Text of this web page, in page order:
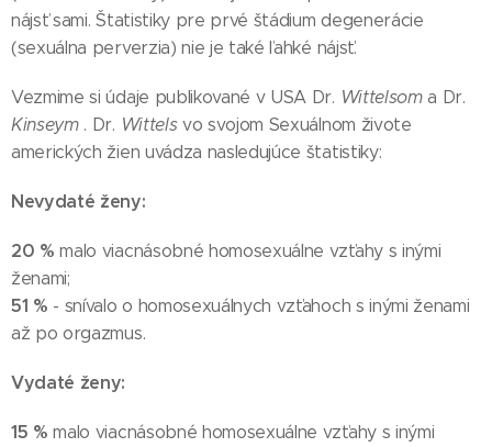
nájsť sami. Štatistiky pre prvé štádium degenerácie
(sexuálna perverzia) nie je také ľahké nájsť.
Vezmime si údaje publikované v USA Dr. Wittelsoma Dr.
Kinseym. Dr. Wittelsvo svojom Sexuálnom živote
amerických žien uvádza nasledujúce štatistiky:
Nevydaté ženy:
20 % malo viacnásobné homosexuálne vzťahy s inými
ženami;
51 % - snívalo o homosexuálnych vzťahoch s inými ženami
až po orgazmus.
Vydaté ženy:
15 % malo viacnásobné homosexuálne vzťahy s inými